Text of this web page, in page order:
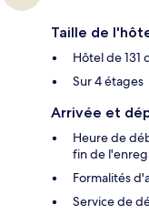
Taille de
Hôtel de 131
Sur 4 étages
Arrivée et
Heure de
fin de
Formalités
Service de